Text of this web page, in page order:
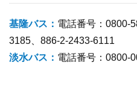
基隆バス： 電話番号：0800-
3185、886-2-2433-6111
淡水バス： 電話番号：0800-